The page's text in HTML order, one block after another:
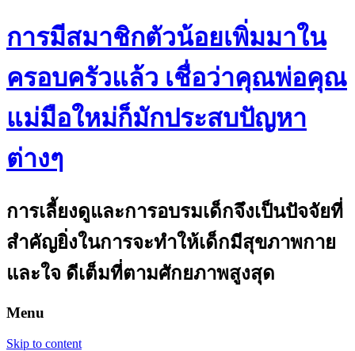
การมีสมาชิกตัวน้อยเพิ่มมาใน
ครอบครัวแล้ว เชื่อว่าคุณพ่อคุณ
แม่มือใหม่ก็มักประสบปัญหา
ต่างๆ
การเลี้ยงดูและการอบรมเด็กจึงเป็นปัจจัยที่
สำคัญยิ่งในการจะทำให้เด็กมีสุขภาพกาย
และใจ ดีเต็มที่ตามศักยภาพสูงสุด
Menu
Skip to content